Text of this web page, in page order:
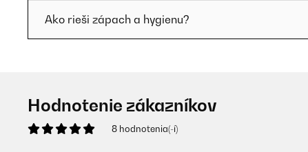
Ako rieši zápach a hygienu?
Hodnotenie zákazníkov
8 hodnotenia(-í)